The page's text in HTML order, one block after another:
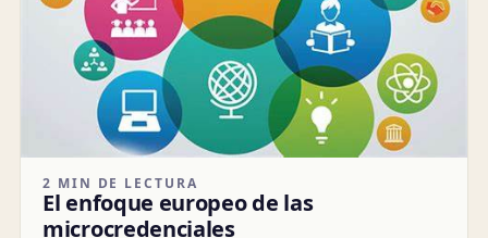
2 MIN DE LECTURA
El enfoque europeo de las
microcredenciales